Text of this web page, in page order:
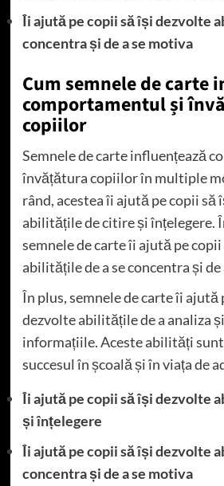
Îi ajută pe copii să își dezvolte
concentra și de a se motiva
Cum semnele de carte
comportamentul și
copiilor
Semnele de carte influențează
învățătura copiilor în multiple
rând, acestea îi ajută pe copii să
abilitățile de citire și înțelegere.
semnele de carte îi ajută pe
abilitățile de a se concentra și de
În plus, semnele de carte îi ajută
dezvolte abilitățile de a analiza
informațiile. Aceste abilități
succesul în școală și în viața de
Îi ajută pe copii să își dezvolte
și înțelegere
Îi ajută pe copii să își dezvolte
concentra și de a se motiva